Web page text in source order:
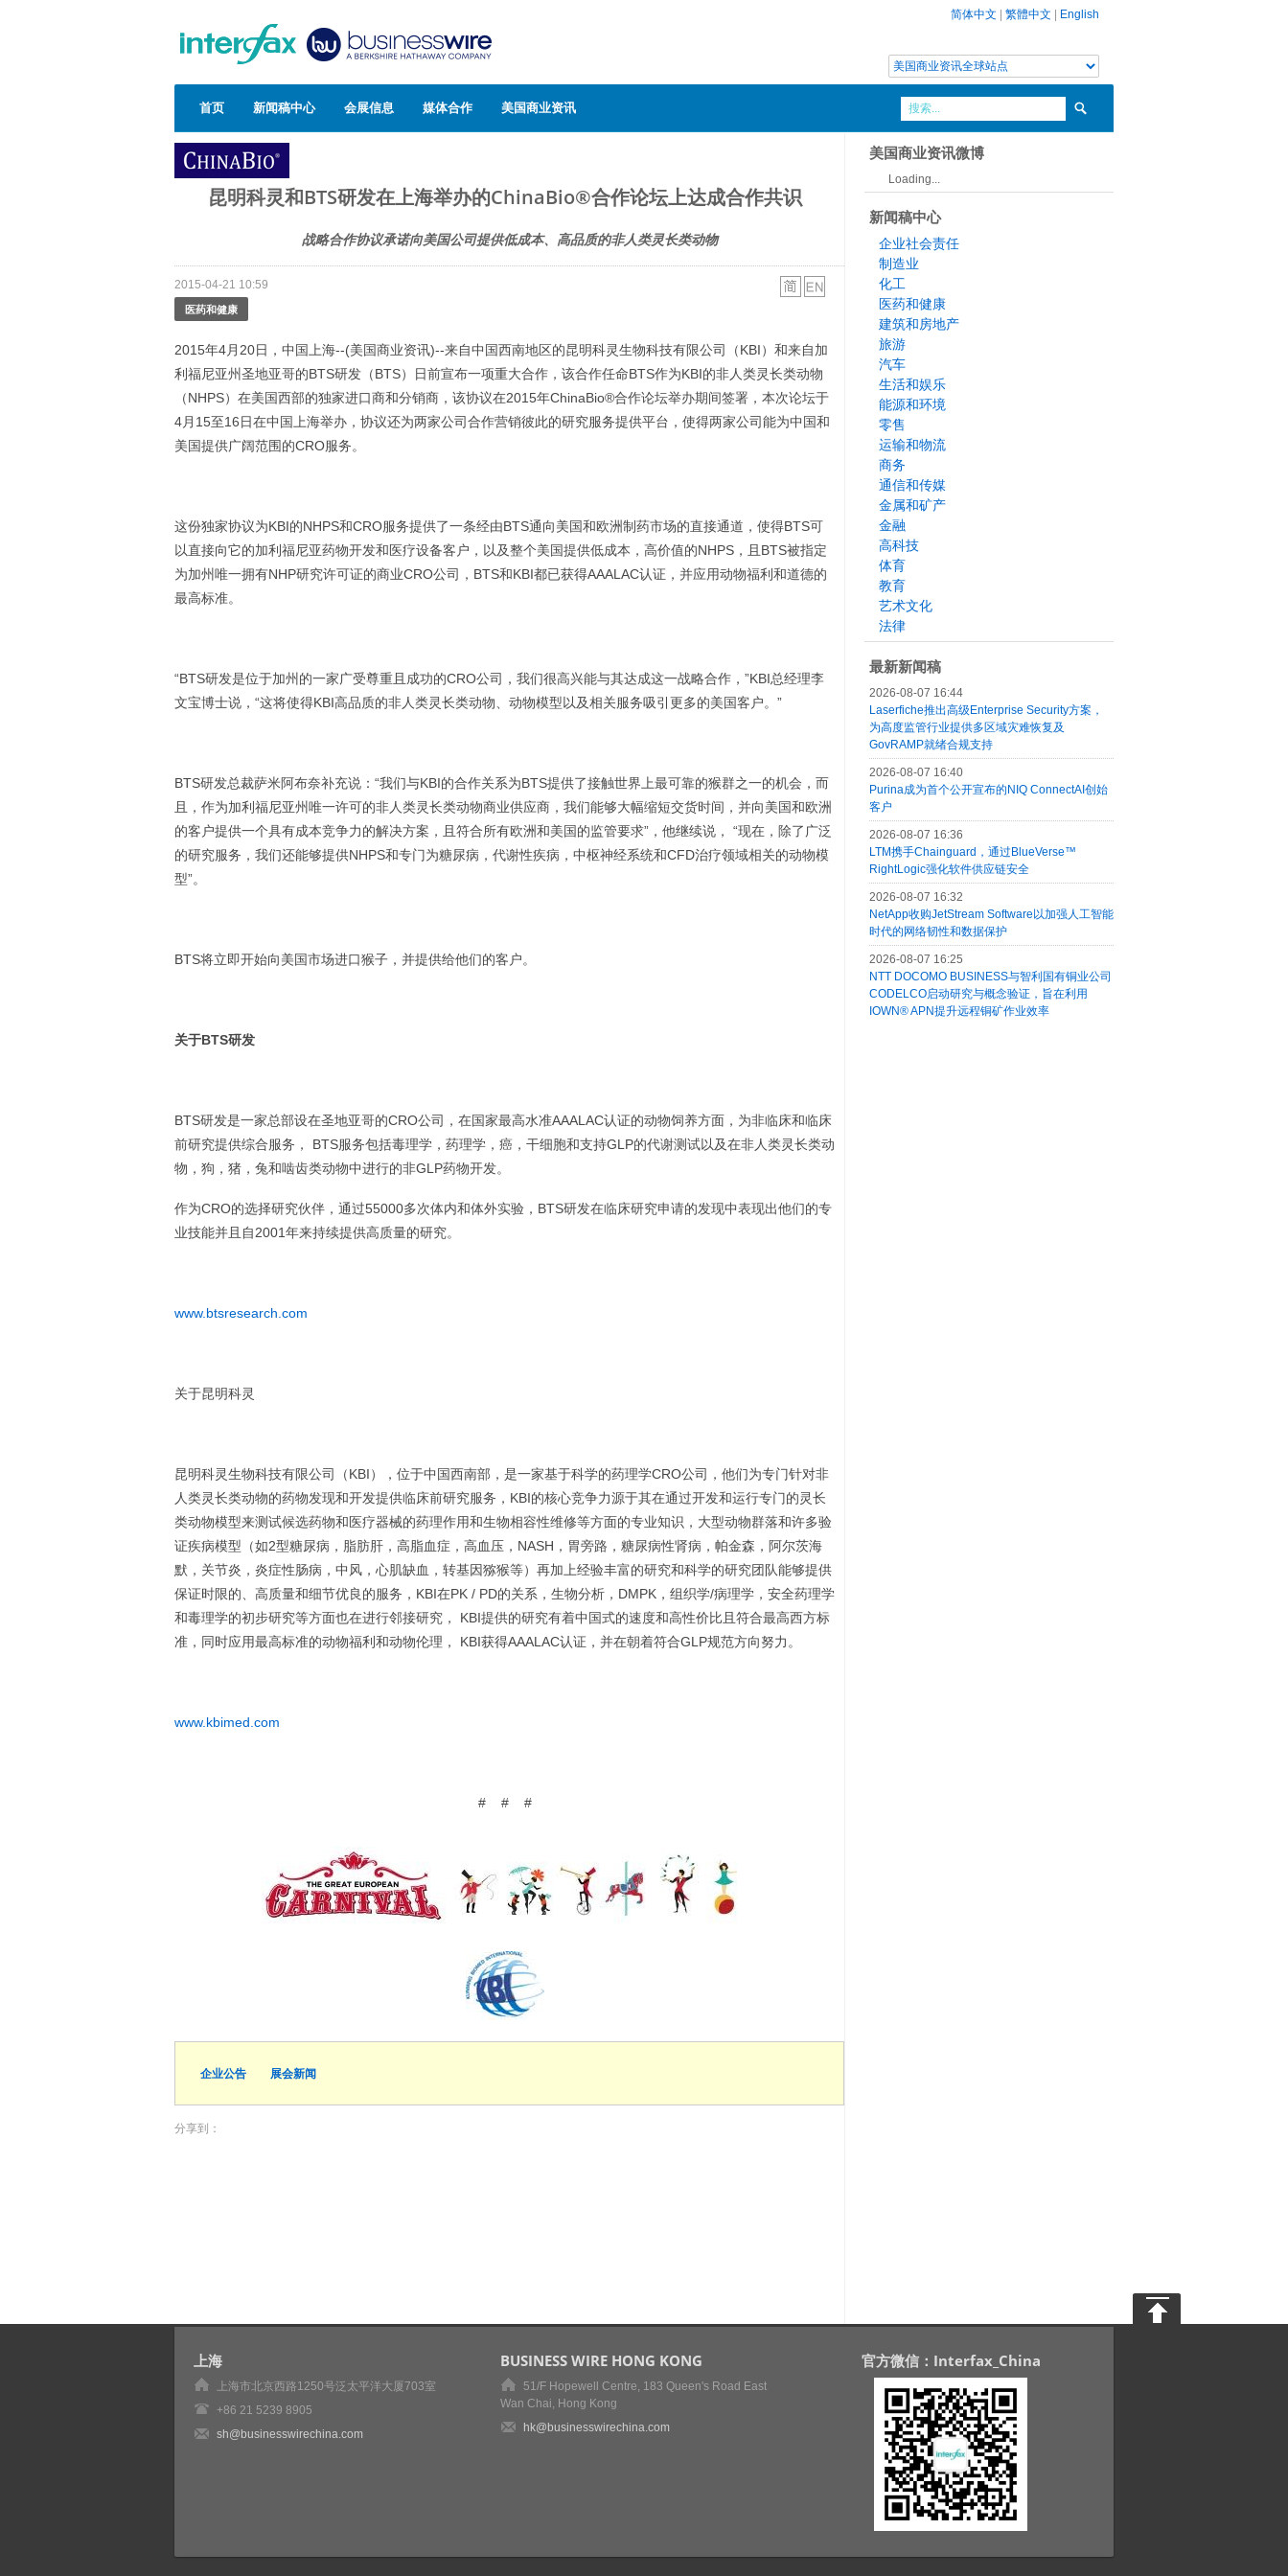
简体中文 繁體中文 English
首页 新闻稿中心 会展信息 媒体合作 美国商业资讯
昆明科灵和BTS研发在上海举办的ChinaBio®合作论坛上达成合作共识
战略合作协议承诺向美国公司提供低成本、高品质的非人类灵长类动物
2015-04-21 10:59
医药和健康
2015年4月20日，中国上海--(美国商业资讯)--来自中国西南地区的昆明科灵生物科技有限公司（KBI）和来自加
利福尼亚州圣地亚哥的BTS研发（BTS）日前宣布一项重大合作，该合作任命BTS作为KBI的非人类灵长类动物
（NHPS）在美国西部的独家进口商和分销商，该协议在2015年ChinaBio®合作论坛举办期间签署，本次论坛于
4月15至16日在中国上海举办，协议还为两家公司合作营销彼此的研究服务提供平台，使得两家公司能为中国和
美国提供广阔范围的CRO服务。
这份独家协议为KBI的NHPS和CRO服务提供了一条经由BTS通向美国和欧洲制药市场的直接通道，使得BTS可
以直接向它的加利福尼亚药物开发和医疗设备客户，以及整个美国提供低成本，高价值的NHPS，且BTS被指定
为加州唯一拥有NHP研究许可证的商业CRO公司，BTS和KBI都已获得AAALAC认证，并应用动物福利和道德的
最高标准。
“BTS研发是位于加州的一家广受尊重且成功的CRO公司，我们很高兴能与其达成这一战略合作，”KBI总经理李
文宝博士说，“这将使得KBI高品质的非人类灵长类动物、动物模型以及相关服务吸引更多的美国客户。”
BTS研发总裁萨米阿布奈补充说：“我们与KBI的合作关系为BTS提供了接触世界上最可靠的猴群之一的机会，而
且，作为加利福尼亚州唯一许可的非人类灵长类动物商业供应商，我们能够大幅缩短交货时间，并向美国和欧洲
的客户提供一个具有成本竞争力的解决方案，且符合所有欧洲和美国的监管要求”，他继续说， “现在，除了广泛
的研究服务，我们还能够提供NHPS和专门为糖尿病，代谢性疾病，中枢神经系统和CFD治疗领域相关的动物模
型”。
BTS将立即开始向美国市场进口猴子，并提供给他们的客户。
关于BTS研发
BTS研发是一家总部设在圣地亚哥的CRO公司，在国家最高水准AAALAC认证的动物饲养方面，为非临床和临床
前研究提供综合服务， BTS服务包括毒理学，药理学，癌，干细胞和支持GLP的代谢测试以及在非人类灵长类动
物，狗，猪，兔和啮齿类动物中进行的非GLP药物开发。
作为CRO的选择研究伙伴，通过55000多次体内和体外实验，BTS研发在临床研究申请的发现中表现出他们的专
业技能并且自2001年来持续提供高质量的研究。
www.btsresearch.com
关于昆明科灵
昆明科灵生物科技有限公司（KBI），位于中国西南部，是一家基于科学的药理学CRO公司，他们为专门针对非
人类灵长类动物的药物发现和开发提供临床前研究服务，KBI的核心竞争力源于其在通过开发和运行专门的灵长
类动物模型来测试候选药物和医疗器械的药理作用和生物相容性维修等方面的专业知识，大型动物群落和许多验
证疾病模型（如2型糖尿病，脂肪肝，高脂血症，高血压，NASH，胃旁路，糖尿病性肾病，帕金森，阿尔茨海
默，关节炎，炎症性肠病，中风，心肌缺血，转基因猕猴等）再加上经验丰富的研究和科学的研究团队能够提供
保证时限的、高质量和细节优良的服务，KBI在PK / PD的关系，生物分析，DMPK，组织学/病理学，安全药理学
和毒理学的初步研究等方面也在进行邻接研究， KBI提供的研究有着中国式的速度和高性价比且符合最高西方标
准，同时应用最高标准的动物福利和动物伦理， KBI获得AAALAC认证，并在朝着符合GLP规范方向努力。
www.kbimed.com
# # #
企业公告 展会新闻
分享到：
美国商业资讯微博
Loading...
新闻稿中心
企业社会责任
制造业
化工
医药和健康
建筑和房地产
旅游
汽车
生活和娱乐
能源和环境
零售
运输和物流
商务
通信和传媒
金属和矿产
金融
高科技
体育
教育
艺术文化
法律
最新新闻稿
2026-08-07 16:44
Laserfiche推出高级Enterprise Security方案，
为高度监管行业提供多区域灾难恢复及
GovRAMP就绪合规支持
2026-08-07 16:40
Purina成为首个公开宣布的NIQ ConnectAI创始
客户
2026-08-07 16:36
LTM携手Chainguard，通过BlueVerse™
RightLogic强化软件供应链安全
2026-08-07 16:32
NetApp收购JetStream Software以加强人工智能
时代的网络韧性和数据保护
2026-08-07 16:25
NTT DOCOMO BUSINESS与智利国有铜业公司
CODELCO启动研究与概念验证，旨在利用
IOWN® APN提升远程铜矿作业效率
上海
上海市北京西路1250号泛太平洋大厦703室
+86 21 5239 8905
sh@businesswirechina.com
BUSINESS WIRE HONG KONG
51/F Hopewell Centre, 183 Queen's Road East
Wan Chai, Hong Kong
hk@businesswirechina.com
官方微信：Interfax_China